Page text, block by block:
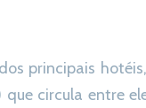
principais
circula entre